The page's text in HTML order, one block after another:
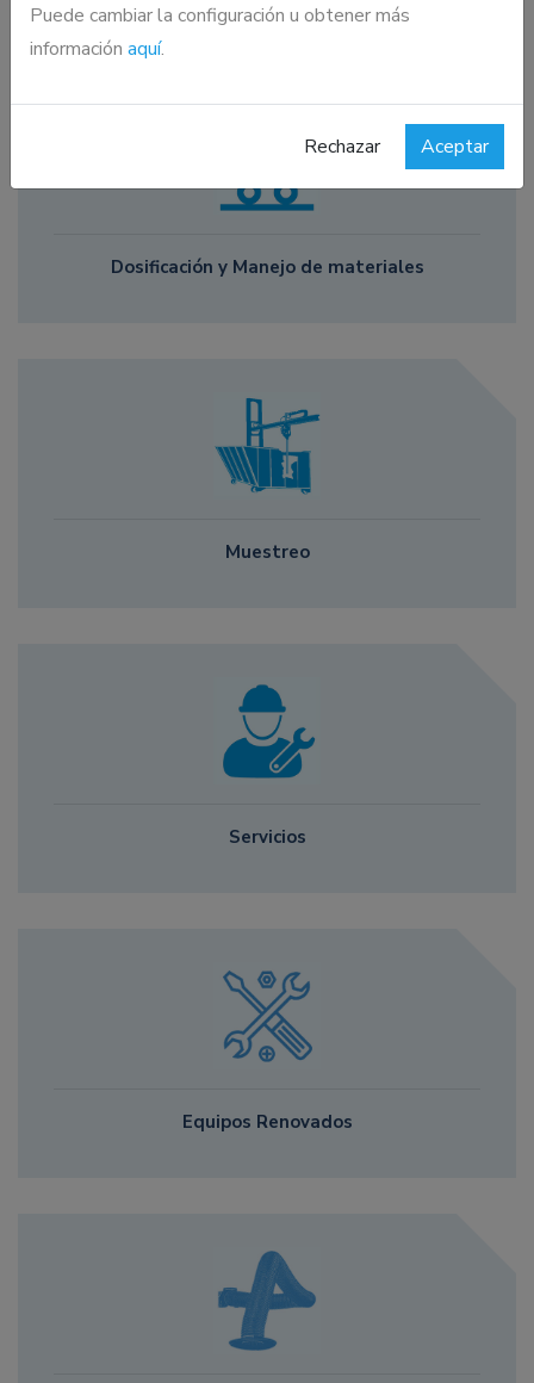
Puede cambiar la configuración u obtener más
información aquí.
Rechazar Aceptar
Dosificación y Manejo de materiales
Muestreo
Servicios
Equipos Renovados